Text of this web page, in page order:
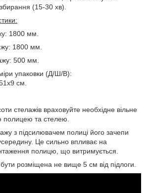
(15-30 хв).
1800 мм.
1800 мм.
500 мм.
упаковки (Д/Ш/В):
см.
стелажів враховуйте необхідне вільне
полицею та стелею.
з підсилювачем полиці його зачепи
Це сильно впливає на
полицю, що витримується.
розміщена не вище 5 см від підлоги.